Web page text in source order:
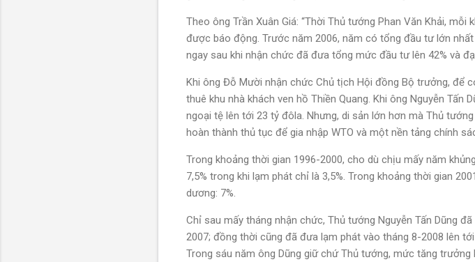
Theo ông Trần Xuân Giá: “Thời Thủ tướng Phan Văn Khải,
được báo động. Trước năm 2006, năm có tổng đầu tư lớn
ngay sau khi nhận chức đã đưa tổng mức đầu tư lên 42% và
Khi ông Đỗ Mười nhận chức Chủ tịch Hội đồng Bộ trưởng, để
thuê khu nhà khách ven hồ Thiền Quang. Khi ông Nguyễn
ngoại tệ lên tới 23 tỷ đôla. Nhưng, di sản lớn hơn mà Thủ
hoàn thành thủ tục để gia nhập WTO và một nền tảng chính
Trong khoảng thời gian 1996-2000, cho dù chịu mấy năm
7,5% trong khi lạm phát chỉ là 3,5%. Trong khoảng thời gian
dương: 7%.
Chỉ sau mấy tháng nhận chức, Thủ tướng Nguyễn Tấn Dũng
2007; đồng thời cũng đã đưa lạm phát vào tháng 8-2008 lên
Trong sáu năm ông Dũng giữ chứ Thủ tướng, mức tăng